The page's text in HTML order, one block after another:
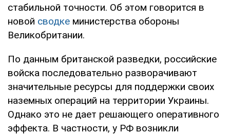
стабильной точности. Об этом говорится в
новой сводке министерства обороны
Великобритании.
По данным британской разведки, российские
войска последовательно разворачивают
значительные ресурсы для поддержки своих
наземных операций на территории Украины.
Однако это не дает решающего оперативного
эффекта. В частности, у РФ возникли